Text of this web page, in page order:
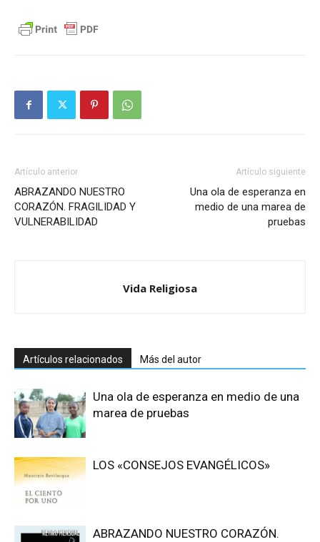
Artículo anterior
ABRAZANDO NUESTRO
CORAZÓN. FRAGILIDAD Y
VULNERABILIDAD
Artículo siguiente
Una ola de esperanza en
medio de una marea de
pruebas
Vida Religiosa
Artículos relacionados Más del autor
Una ola de esperanza en medio de una
marea de pruebas
LOS «CONSEJOS EVANGÉLICOS»
ABRAZANDO NUESTRO CORAZÓN.